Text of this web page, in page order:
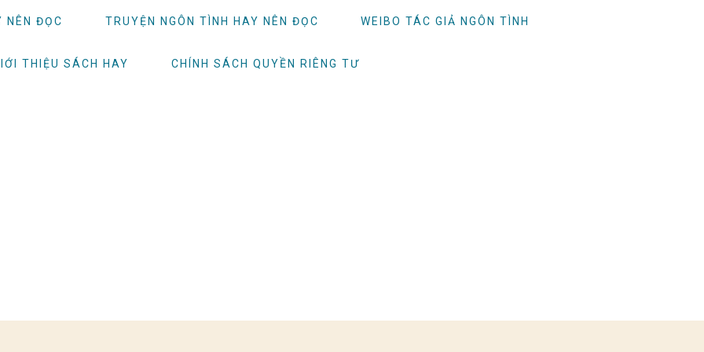
NÊN ĐỌC TRUYỆN NGÔN TÌNH HAY NÊN ĐỌC WEIBO TÁC GIẢ NGÔN TÌNH
THIỆU SÁCH HAY CHÍNH SÁCH QUYỀN RIÊNG TƯ